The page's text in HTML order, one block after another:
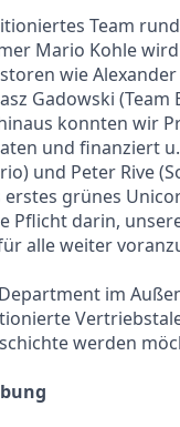
Team
Mario Kohle
wie Alexander
Gadowski (Team
konnten wir
und finanziert
und Peter Rive
erstes grünes
Pflicht darin,
alle weiter
im
werden